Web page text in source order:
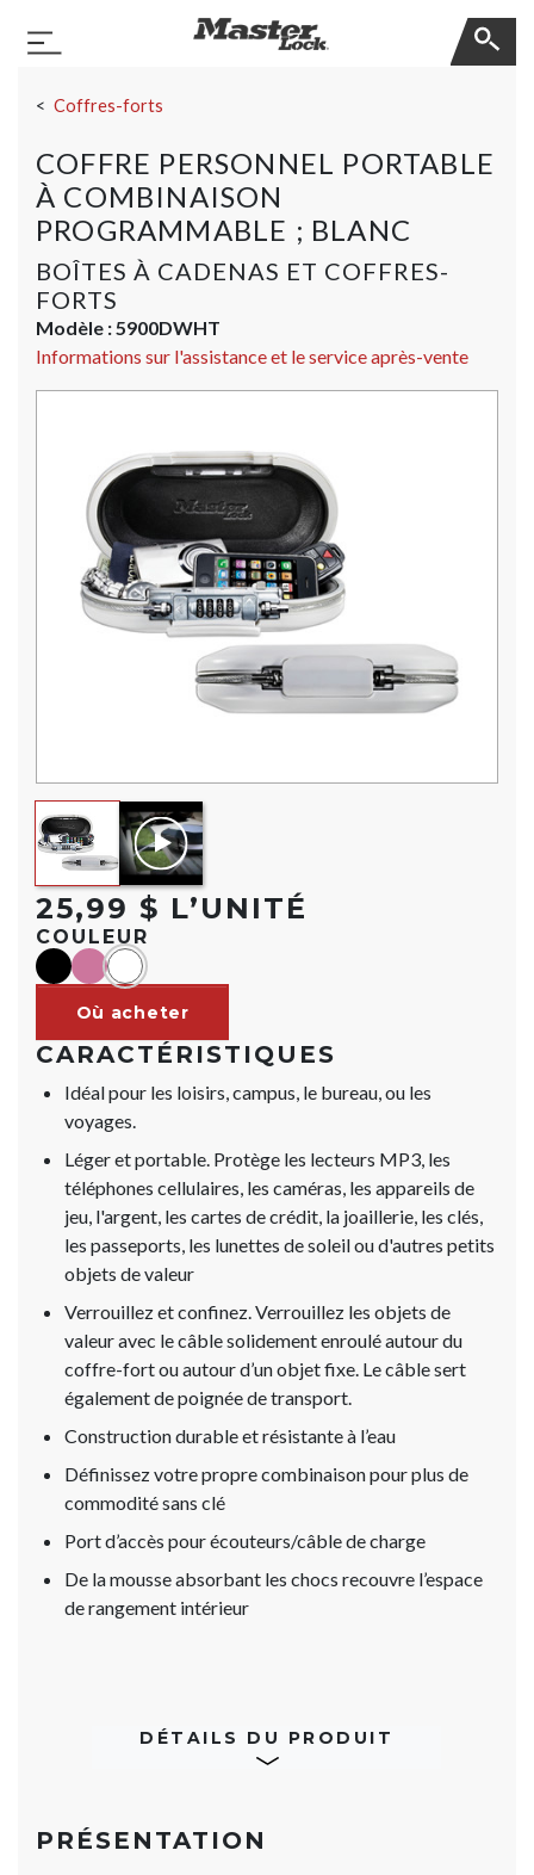
Basculer la navigation
Coffres-forts
COFFRE PERSONNEL PORTABLE
À COMBINAISON
PROGRAMMABLE ; BLANC
BOÎTES À CADENAS ET COFFRES-
FORTS
Modèle :5900DWHT
Informations sur l'assistance et le service après-vente
25,99 $ L’UNITÉ
COULEUR
blackRoseBlanc
Où acheter
CARACTÉRISTIQUES
Idéal pour les loisirs, campus, le bureau, ou les
voyages.
Léger et portable. Protège les lecteurs MP3, les
téléphones cellulaires, les caméras, les appareils de
jeu, l'argent, les cartes de crédit, la joaillerie, les clés,
les passeports, les lunettes de soleil ou d'autres petits
objets de valeur
Verrouillez et confinez. Verrouillez les objets de
valeur avec le câble solidement enroulé autour du
coffre-fort ou autour d’un objet fixe. Le câble sert
également de poignée de transport.
Construction durable et résistante à l’eau
Définissez votre propre combinaison pour plus de
commodité sans clé
Port d’accès pour écouteurs/câble de charge
De la mousse absorbant les chocs recouvre l’espace
de rangement intérieur
DÉTAILS DU PRODUIT
PRÉSENTATION